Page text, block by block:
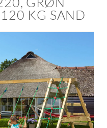
KG SAND